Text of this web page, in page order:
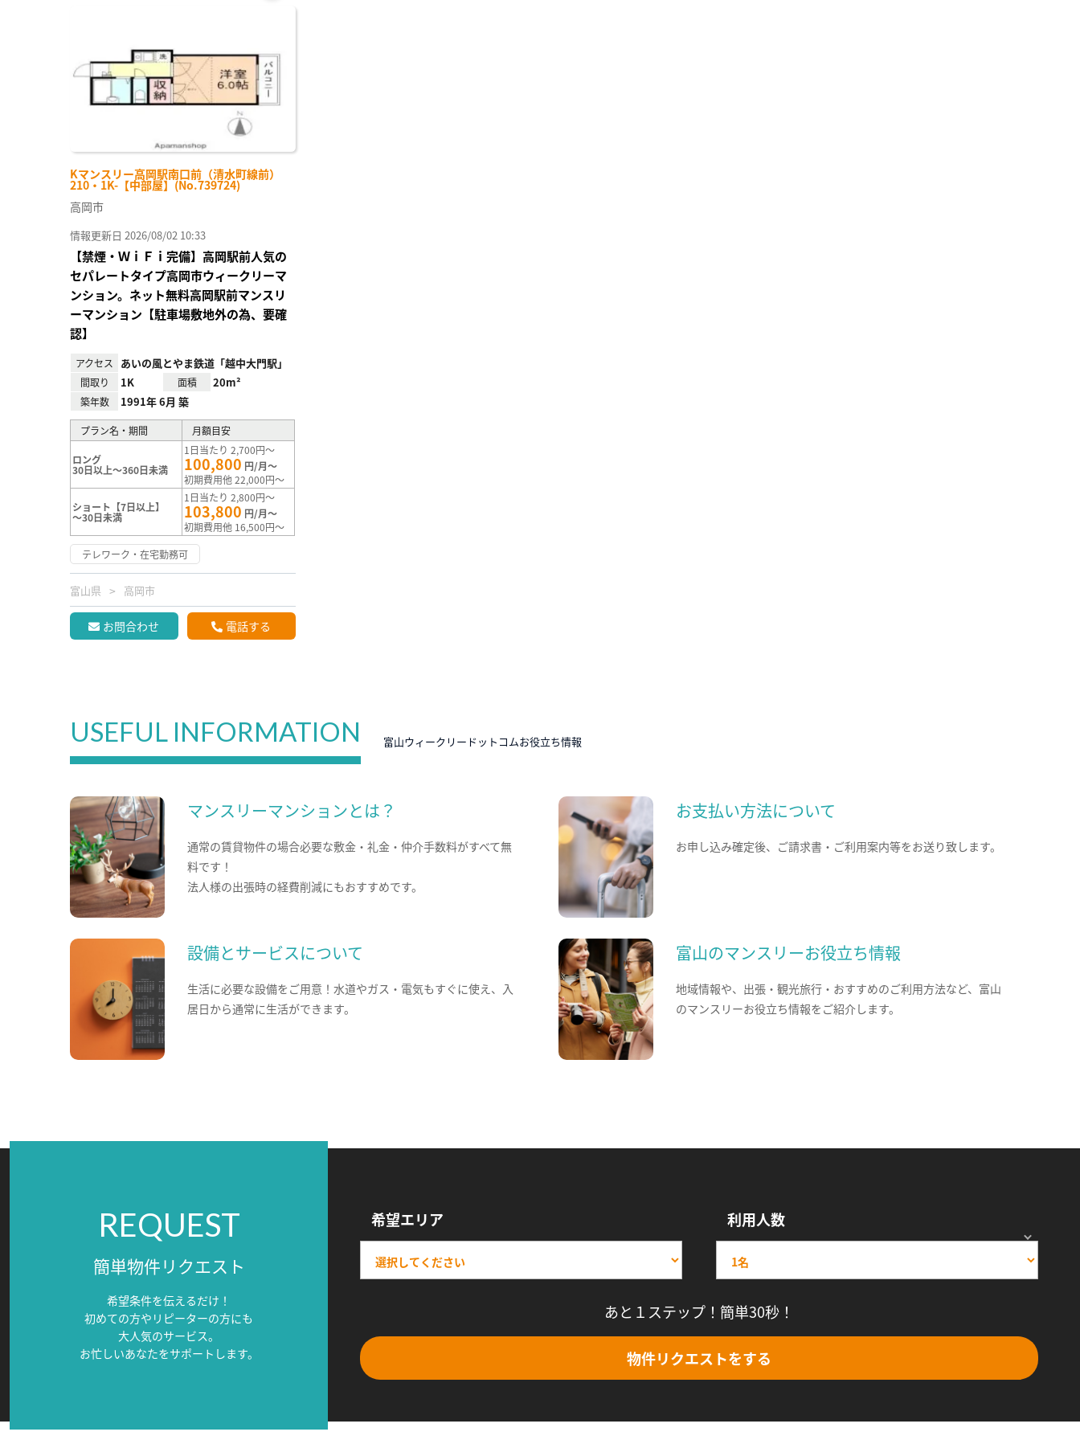
Kマンスリー高岡駅南口前（清水町線前）
210・1K-【中部屋】(No.739724)
高岡市
情報更新日 2026/08/02 10:33
【禁煙・ＷｉＦｉ完備】高岡駅前人気の
セパレートタイプ高岡市ウィークリーマ
ンション。ネット無料高岡駅前マンスリ
ーマンション【駐車場敷地外の為、要確
認】
アクセス あいの風とやま鉄道「越中大門駅」
間取り 1K 面積 20m²
築年数 1991年 6月 築
プラン名・期間 月額目安
ロング
30日以上～360日未満
1日当たり 2,700円～
100,800 円/月～
初期費用他 22,000円～
ショート【7日以上】
～30日未満
1日当たり 2,800円～
103,800 円/月～
初期費用他 16,500円～
テレワーク・在宅勤務可
富山県 高岡市
お問合わせ 電話する
USEFUL INFORMATION 富山ウィークリードットコムお役立ち情報
マンスリーマンションとは？
通常の賃貸物件の場合必要な敷金・礼金・仲介手数料がすべて無
料です！
法人様の出張時の経費削減にもおすすめです。
お支払い方法について
お申し込み確定後、ご請求書・ご利用案内等をお送り致します。
設備とサービスについて
生活に必要な設備をご用意！水道やガス・電気もすぐに使え、入
居日から通常に生活ができます。
富山のマンスリーお役立ち情報
地域情報や、出張・観光旅行・おすすめのご利用方法など、富山
のマンスリーお役立ち情報をご紹介します。
REQUEST
簡単物件リクエスト
希望条件を伝えるだけ！
初めての方やリピーターの方にも
大人気のサービス。
お忙しいあなたをサポートします。
希望エリア 利用人数
あと１ステップ！簡単30秒！
物件リクエストをする